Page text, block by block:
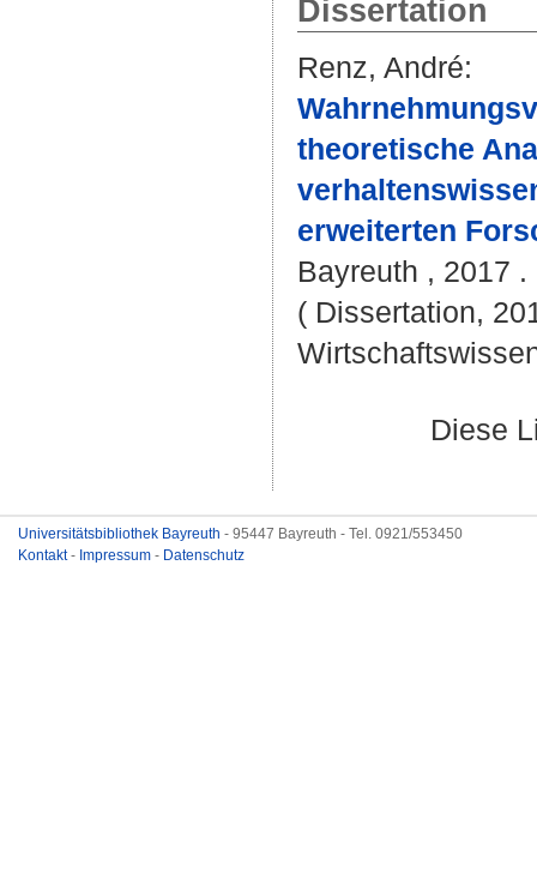
Dissertation
Renz, André:
theoretische
erweiterten
Bayreuth , 2017
( Dissertation,
Diese
Universitätsbibliothek Bayreuth - 95447 Bayreuth - Tel. 0921/553450
Kontakt- Impressum - Datenschutz